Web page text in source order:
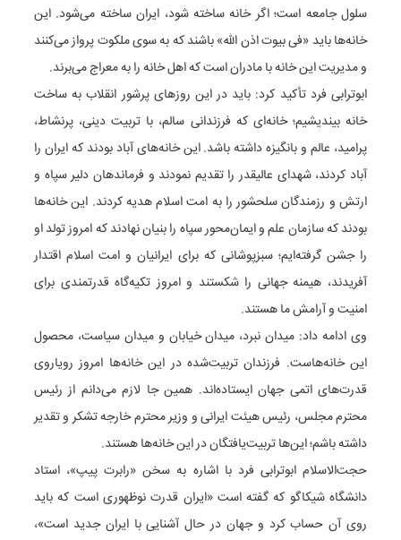
سلول جامعه است؛ اگر خانه ساخته شود، ایران ساخته می‌شود. این
خانه‌ها باید «فی بیوت اذن الله» باشند که به سوی ملکوت پرواز می‌کنند
و مدیریت این خانه با مادران است که اهل خانه را به معراج می‌برند.
ابوترابی فرد تأکید کرد: باید در این روزهای پرشور انقلاب به ساخت
خانه بیندیشیم؛ خانه‌ای که فرزندانی سالم، با تربیت دینی، پرنشاط،
پرامید، عالم و بانگیزه داشته باشد. این خانه‌های آباد بودند که ایران را
آباد کردند، شهدای عالیقدر را تقدیم نمودند و فرماندهان دلیر سپاه و
ارتش و رزمندگان سلحشور را به امت اسلام هدیه کردند. این خانه‌ها
بودند که سازمان علم و ایمان‌محور سپاه را بنیان نهادند که امروز تولد او
را جشن گرفته‌ایم؛ سبزپوشانی که برای ایرانیان و امت اسلام اقتدار
آفریدند، هیمنه جهانی را شکستند و امروز تکیه‌گاه قدرتمندی برای
امنیت و آرامش ما هستند.
وی ادامه داد: میدان نبرد، میدان خیابان و میدان سیاست، محصول
این خانه‌هاست. فرزندان تربیت‌شده در این خانه‌ها امروز رویاروی
قدرت‌های اتمی جهان ایستاده‌اند. همین جا لازم می‌دانم از رئیس
محترم مجلس، رئیس هیئت ایرانی و وزیر محترم خارجه تشکر و تقدیر
داشته باشم؛ این‌ها تربیت‌یافتگان در این خانه‌ها هستند.
حجت‌الاسلام ابوترابی فرد با اشاره به سخن «رابرت پیپ»، استاد
دانشگاه شیکاگو که گفته است «ایران قدرت نوظهوری است که باید
روی آن حساب کرد و جهان در حال آشنایی با ایران جدید است»،